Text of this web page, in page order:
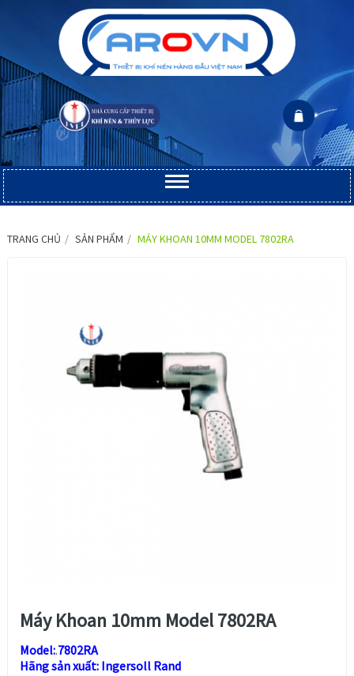
TRANG CHỦ SẢN PHẨM MÁY KHOAN 10MM MODEL 7802RA
Máy Khoan 10mm Model 7802RA
Model:.7802RA
Hãng sản xuất: Ingersoll Rand